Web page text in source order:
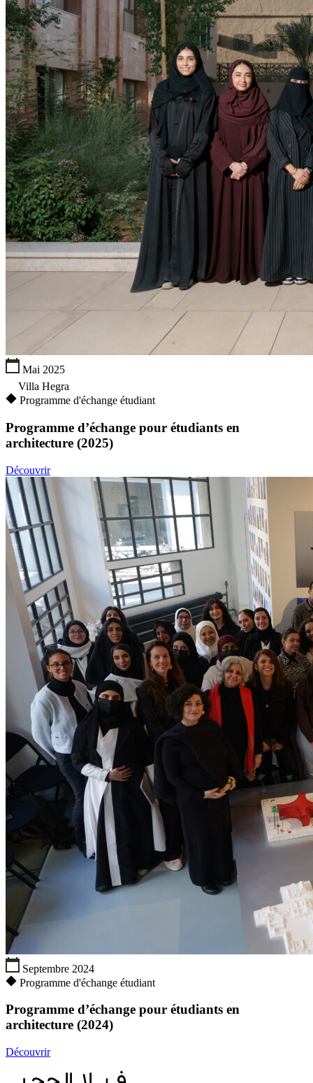
Mai 2025
Villa Hegra
Programme d'échange étudiant
Programme d’échange pour étudiants en
architecture (2025)
Découvrir
Septembre 2024
Programme d'échange étudiant
Programme d’échange pour étudiants en
architecture (2024)
Découvrir